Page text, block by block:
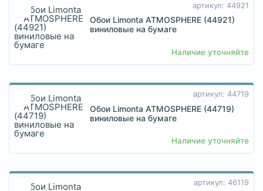
артикул: 44921
Обои Limonta ATMOSPHERE (44921)
виниловые на бумаге
Наличие уточняйте
артикул: 44719
Обои Limonta ATMOSPHERE (44719)
виниловые на бумаге
Наличие уточняйте
артикул: 46119